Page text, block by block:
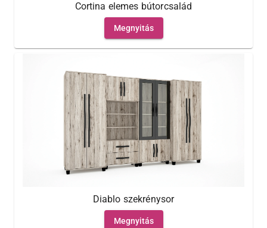
Cortina elemes bútorcsalád
Megnyitás
Diablo szekrénysor
Megnyitás